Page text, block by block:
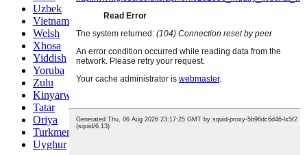
Uzbek
Vietnamese
Welsh
Xhosa
Yiddish
Yoruba
Zulu
Kinyarwanda
Tatar
Oriya
Turkmen
Uyghur